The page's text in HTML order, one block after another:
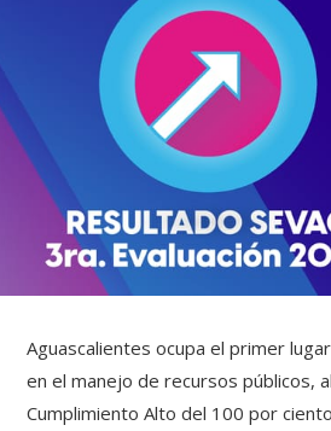
Aguascalientes ocupa el primer
en el manejo de recursos públicos,
Cumplimiento Alto del 100 por